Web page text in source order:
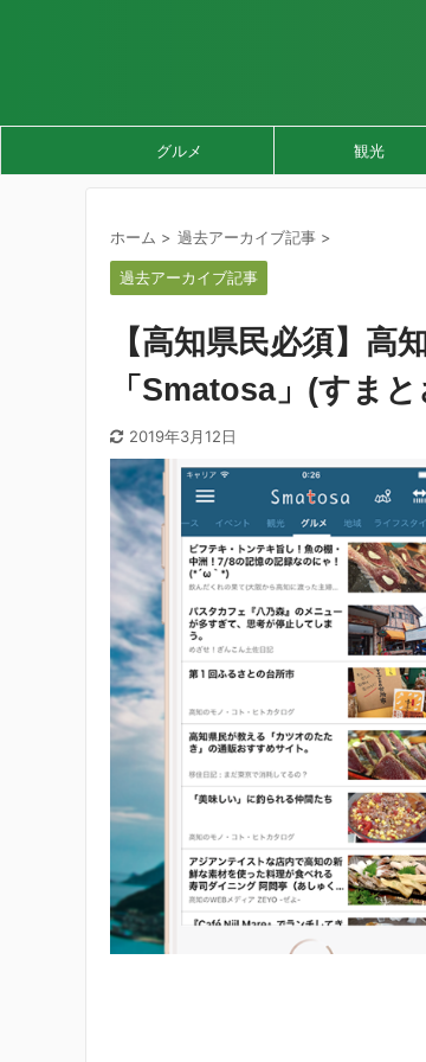
グルメ 観光
ホーム > 過去アーカイブ記事 >
過去アーカイブ記事
【高知県民必須】高
「Smatosa」(すま
2019年3月12日